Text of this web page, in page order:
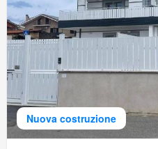
Nuova costruzione